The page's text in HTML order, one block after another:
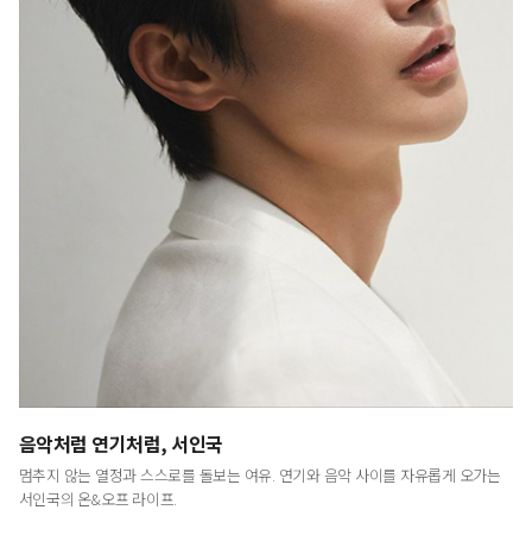
LUXURY
<럭셔리>는 예술적이고 문화적인 시각에서
최고급 브랜드와 라이프스타일을 다룸으로써
명품의 진정한 의미와 예술이 주는 감동을 전하는
멈추지 않는 열정과 스스로를 돌보는 여유. 연기와 음악 사이를 자유롭게 오가는
서인국의 온&오프 라이프.